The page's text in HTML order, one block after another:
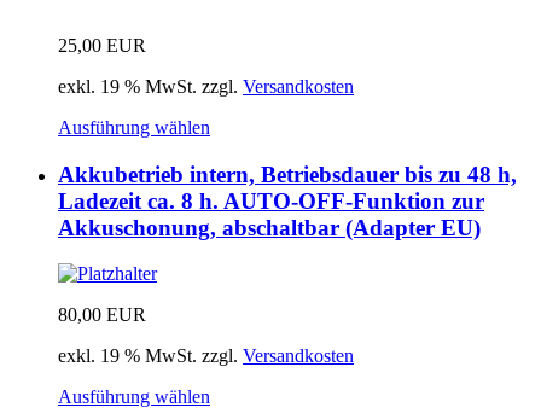
25,00 EUR
exkl. 19 % MwSt. zzgl. Versandkosten
Ausführung wählen
Akkubetrieb intern, Betriebsdauer bis zu 48 h,
Ladezeit ca. 8 h. AUTO-OFF-Funktion zur
Akkuschonung, abschaltbar (Adapter EU)
80,00 EUR
exkl. 19 % MwSt. zzgl. Versandkosten
Ausführung wählen